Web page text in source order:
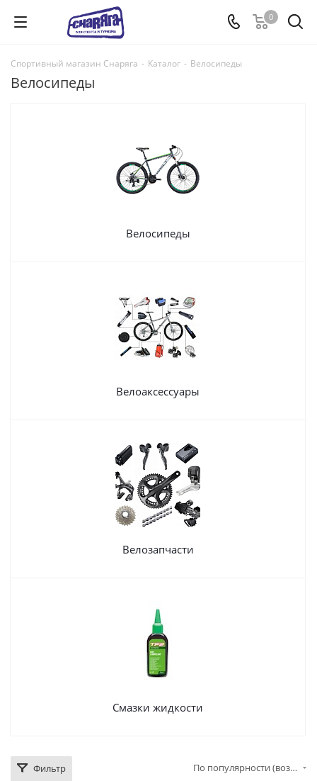
0
Спортивный магазин Снаряга - Каталог - Велосипеды
Велосипеды
Велосипеды
Велоаксессуары
Велозапчасти
Смазки жидкости
Фильтр По популярности (возрастание)